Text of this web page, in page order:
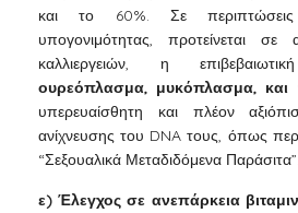
και το 60%. Σε
υπογονιμότητας, προτείνεται σε
καλλιεργειών, η
ουρεόπλασμα, μυκόπλασμα, και
υπερευαίσθητη και πλέον
ανίχνευσης του DNA τους, όπως
“Σεξουαλικά Μεταδιδόμενα Παράσιτα”.
ε) Έλεγχος σε ανεπάρκεια